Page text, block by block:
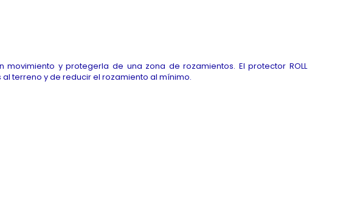
y protegerla de una zona de rozamientos. El protector ROLL
terreno y de reducir el rozamiento al mínimo.